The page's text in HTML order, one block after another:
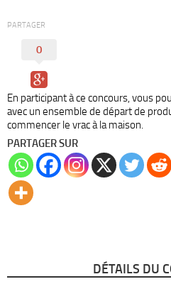
PARTAGER
0
En participant à ce concours, vous
avec un ensemble de départ de
commencer le vrac à la maison.
PARTAGER SUR
DÉTAILS DU